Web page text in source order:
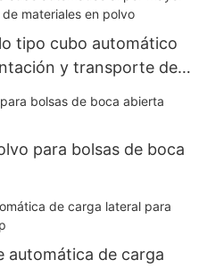
tipo cubo automático
y transporte de
para bolsas de boca
automática de carga